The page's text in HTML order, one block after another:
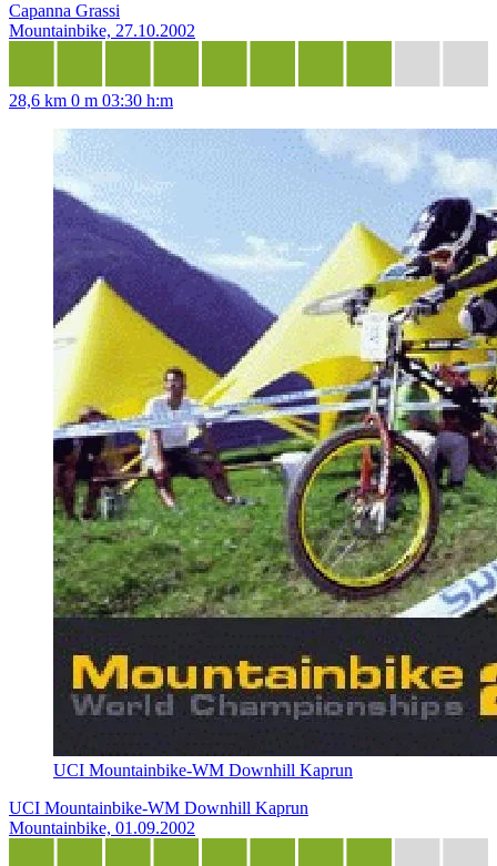
Capanna Grassi
Mountainbike, 27.10.2002
28,6 km 0 m 03:30 h:m
UCI Mountainbike-WM Downhill Kaprun
UCI Mountainbike-WM Downhill Kaprun
Mountainbike, 01.09.2002